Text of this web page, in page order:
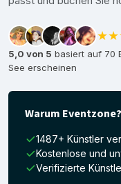
5,0 von 5 basiert auf 70
See erscheinen
Warum Eventzone?
1487+ Künstler
Kostenlose und
Verifizierte